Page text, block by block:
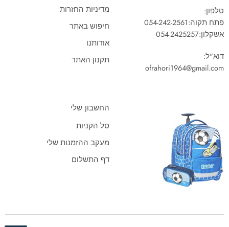
טלפון:
פתח תקוה:054-242-2561
אשקלון:054-2425257
דוא"ל:
ofrahori1964@gmail.com
מדיניות החזרות
חיפוש באתר
אודותנו
תקנון האתר
החשבון שלי
סל הקניות
מעקב ההזמנות שלי
דף התשלום